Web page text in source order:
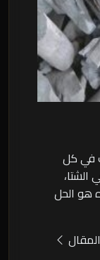
في كل
هو الحل